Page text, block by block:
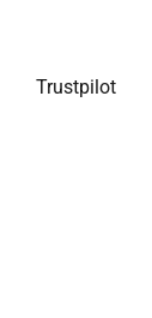
Trustpilot